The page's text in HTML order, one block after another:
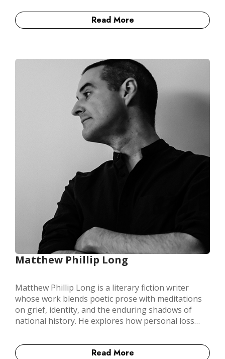
Read More
Matthew Phillip Long
Matthew Phillip Long is a literary fiction writer
whose work blends poetic prose with meditations
on grief, identity, and the enduring shadows of
national history. He explores how personal loss…
Read More